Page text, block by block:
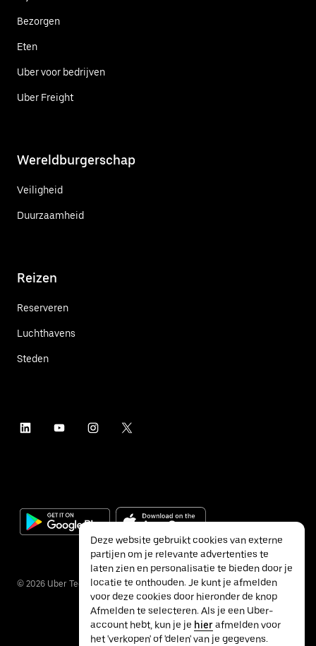
Bezorgen
Eten
Uber voor bedrijven
Uber Freight
Wereldburgerschap
Veiligheid
Duurzaamheid
Reizen
Reserveren
Luchthavens
Steden
© 2026 Uber Technologies Inc.
Deze website gebruikt cookies van externe
partijen om je relevante advertenties te
laten zien en personalisatie te bieden door je
locatie te onthouden. Je kunt je afmelden
voor deze cookies door hieronder de knop
Afmelden te selecteren. Als je een Uber-
account hebt, kun je je hierafmelden voor
het 'verkopen' of 'delen' van je gegevens.